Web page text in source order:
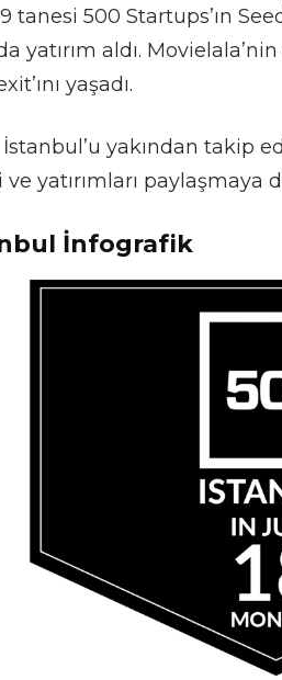
tanesi 500 Startups’ın
yatırım aldı.
yaşadı.
yakından takip
yatırımları paylaşmaya
İnfografik